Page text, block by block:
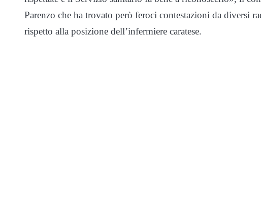
Parenzo che ha trovato però feroci contestazioni da diversi
rispetto alla posizione dell’infermiere caratese.